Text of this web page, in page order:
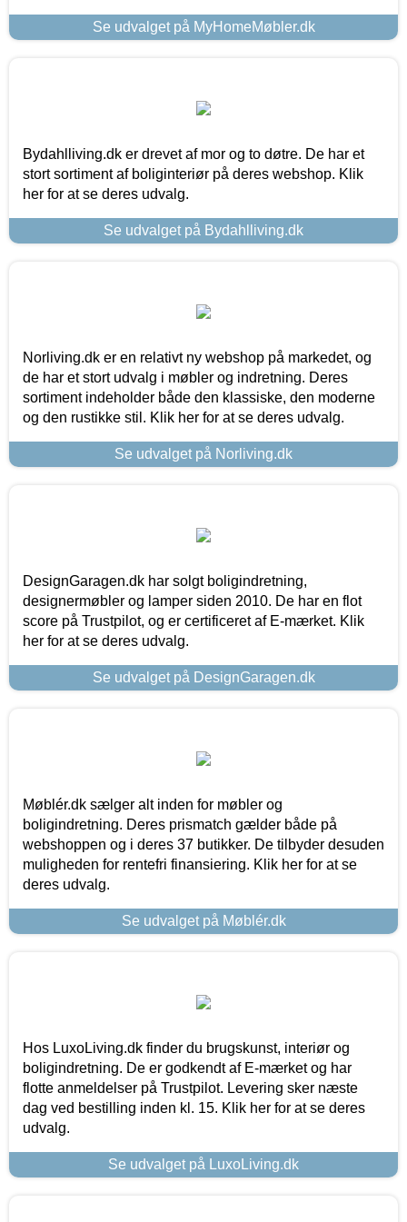
Se udvalget på MyHomeMøbler.dk
Bydahlliving.dk er drevet af mor og to døtre. De har et
stort sortiment af boliginteriør på deres webshop. Klik
her for at se deres udvalg.
Se udvalget på Bydahlliving.dk
Norliving.dk er en relativt ny webshop på markedet, og
de har et stort udvalg i møbler og indretning. Deres
sortiment indeholder både den klassiske, den moderne
og den rustikke stil. Klik her for at se deres udvalg.
Se udvalget på Norliving.dk
DesignGaragen.dk har solgt boligindretning,
designermøbler og lamper siden 2010. De har en flot
score på Trustpilot, og er certificeret af E-mærket. Klik
her for at se deres udvalg.
Se udvalget på DesignGaragen.dk
Møblér.dk sælger alt inden for møbler og
boligindretning. Deres prismatch gælder både på
webshoppen og i deres 37 butikker. De tilbyder desuden
muligheden for rentefri finansiering. Klik her for at se
deres udvalg.
Se udvalget på Møblér.dk
Hos LuxoLiving.dk finder du brugskunst, interiør og
boligindretning. De er godkendt af E-mærket og har
flotte anmeldelser på Trustpilot. Levering sker næste
dag ved bestilling inden kl. 15. Klik her for at se deres
udvalg.
Se udvalget på LuxoLiving.dk